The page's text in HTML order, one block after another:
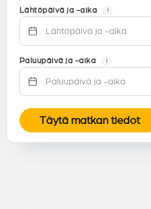
Lähtöpäivä ja -aika i
Paluupäivä ja -aika i
Täytä matkan tiedot